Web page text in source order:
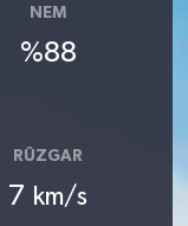
NEM
%88
RÜZGAR
7 km/s